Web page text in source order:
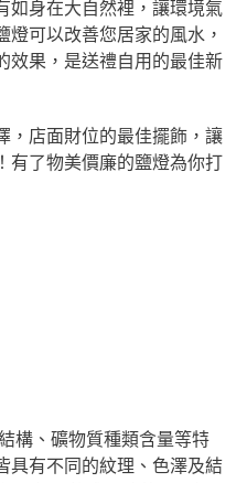
如身在大自然裡，讓環境氣
燈可以改善您居家的風水，
效果，是送禮自用的最佳新
，店面財位的最佳擺飾，讓
有了物美價廉的鹽燈為你打
構、礦物質種類含量等特
具有不同的紋理、色澤及結